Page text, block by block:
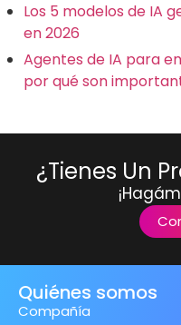
Los 5 modelos de IA
en 2026
Agentes de IA para
por qué son
¿Tienes Un
Quiénes somos
Compañía